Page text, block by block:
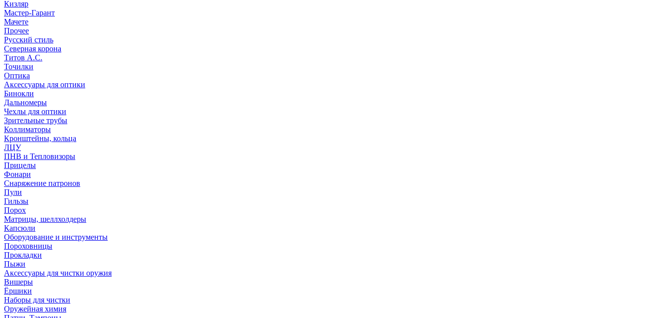
Кизляр
Мастер-Гарант
Мачете
Прочее
Русский стиль
Северная корона
Титов А.С.
Точилки
Оптика
Аксессуары для оптики
Бинокли
Дальномеры
Чехлы для оптики
Зрительные трубы
Коллиматоры
Кронштейны, кольца
ЛЦУ
ПНВ и Тепловизоры
Прицелы
Фонари
Снаряжение патронов
Пули
Гильзы
Порох
Матрицы, шеллхолдеры
Капсюли
Оборудование и инструменты
Пороховницы
Прокладки
Пыжи
Аксессуары для чистки оружия
Вишеры
Ёршики
Наборы для чистки
Оружейная химия